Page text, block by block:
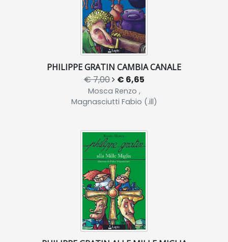
PHILIPPE GRATIN CAMBIA CANALE
€ 7,00 € 6,65
Mosca Renzo ,
Magnasciutti Fabio (.ill)